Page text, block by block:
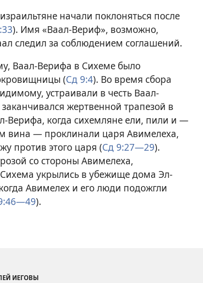
начали поклоняться после
). Имя «Ваал-Вериф», возможно,
следил за соблюдением соглашений.
Ваал-Верифа в Сихеме было
(Сд 9:4). Во время сбора
устраивали в честь Ваал-
жертвенной трапезой в
Верифа, когда сихемляне ели, пили и —
вина — проклинали царя Авимелеха,
против этого царя (Сд 9:27—29).
со стороны Авимелеха,
укрылись в убежище дома Эл-
Авимелех и его люди подожгли
).
ИЕГОВЫ